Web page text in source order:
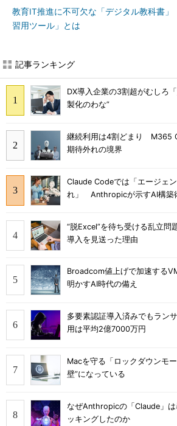
教育IT推進に不可欠な「デジタル教科書」
習用ツール」とは
記事ランキング
DX導入企業の3割超がむしろ
製化のわな”
継続利用は4割どまり M365
期待外れの境界
Claude Codeでは「エージェ
れ」 Anthropicが示すAI構築
“脱Excel”を待ち受ける乱立
導入を見送った理由
Broadcom値上げで加速する
明かすAI時代の備え
多要素認証導入済みでもラン
用は平均2億7000万円
Macを守る「ロックダウンモ
壁”になっている
なぜAnthropicの「Claude」
ッキングしたのか